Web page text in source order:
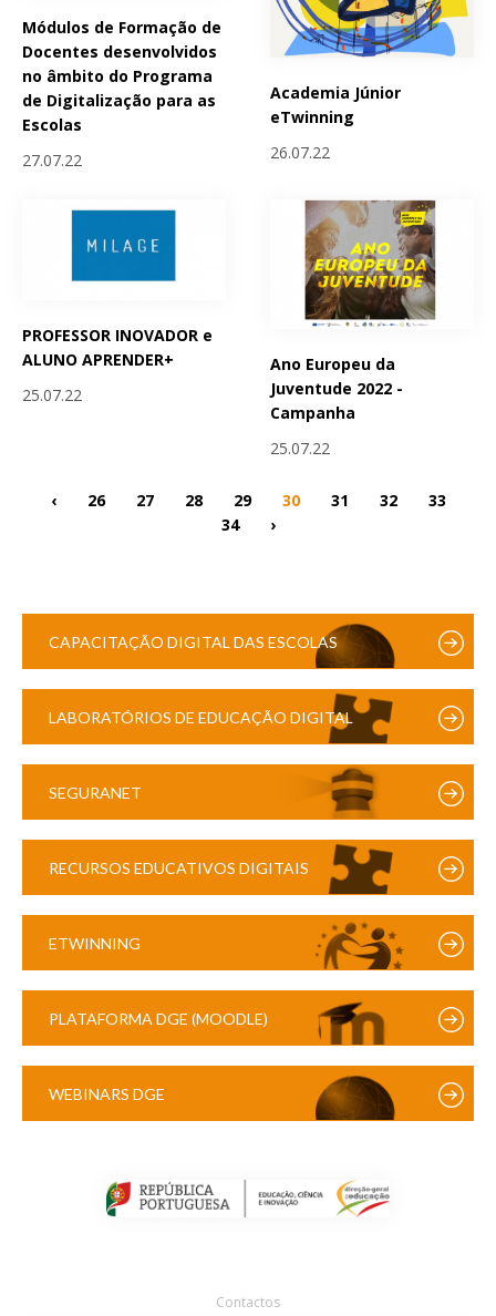
Módulos de Formação de
Docentes desenvolvidos
no âmbito do Programa
de Digitalização para as
Escolas
27.07.22
Academia Júnior
eTwinning
26.07.22
PROFESSOR INOVADOR e
ALUNO APRENDER+
25.07.22
Ano Europeu da
Juventude 2022 -
Campanha
25.07.22
‹ 26 27 28 29 30 31 32
33
34
›
CAPACITAÇÃO DIGITAL DAS ESCOLAS
LABORATÓRIOS DE EDUCAÇÃO DIGITAL
SEGURANET
RECURSOS EDUCATIVOS DIGITAIS
ETWINNING
PLATAFORMA DGE (MOODLE)
WEBINARS DGE
Contactos